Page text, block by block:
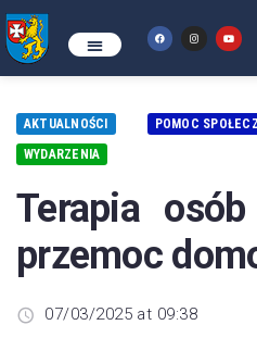
AKTUALNOŚCI POMOC
WYDARZENIA
Terapia
przemoc
07/03/2025 at 09:38